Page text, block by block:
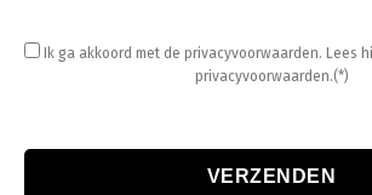
Ik ga akkoord met de privacyvoorwaarden. Lees
privacyvoorwaarden.(*)